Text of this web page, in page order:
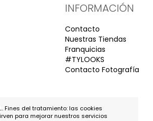
INFORMACIÓN
Contacto
Nuestras Tiendas
Franquicias
#TYLOOKS
Contacto Fotografía
Fines del tratamiento: las cookies
para mejorar nuestros servicios